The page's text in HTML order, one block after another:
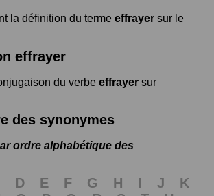
la définition du terme effrayer sur le
effrayer
du verbe effrayer sur
des synonymes
ordre alphabétique des
D E F G H I J
K